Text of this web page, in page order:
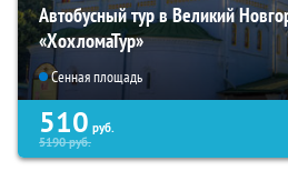
Автобусный тур в Великий
«ХохломаТур»
Сенная площадь
510 руб.
5190руб.